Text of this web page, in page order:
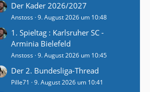
Der Kader 2026/2027
Anstoss 9. August 2026 um 10:48
1. Spieltag : Karlsruher SC -
Arminia Bielefeld
Anstoss 9. August 2026 um 10:45
Der 2. Bundesliga-Thread
Pille71 9. August 2026 um 10:41